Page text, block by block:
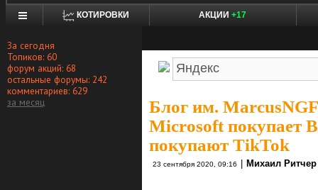
КОТИРОВКИ АКЦИИ +17
За сегодня
Топиков: 60
форум акций: 68
остальные форумы: 242
комментариев: 629
за месяц
Блог им.
Microsoft покупает
покупают TikTok
23 сентября 2020, 09:16 Михаил Ритчер